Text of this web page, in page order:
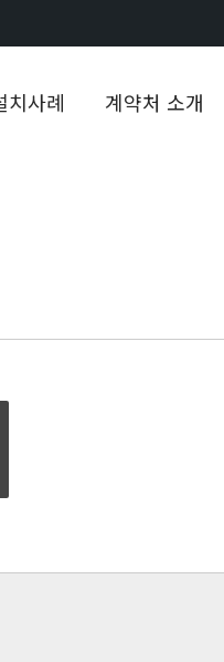
치사례 계약처 소개